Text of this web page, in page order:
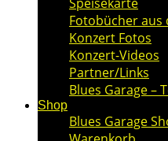
Fotobücher aus
Konzert Fotos
Konzert-Videos
Partner/Links
Blues Garage –
Shop
Blues Garage